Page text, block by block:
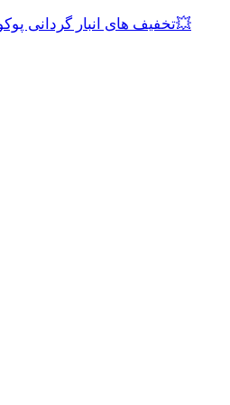
💥تخفیف های انبار گردانی